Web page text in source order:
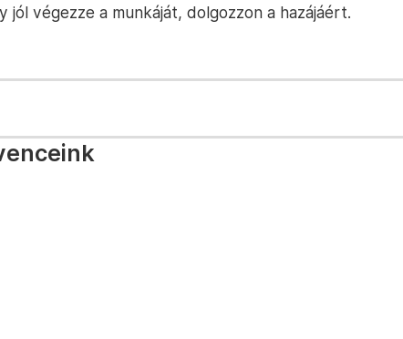
jól végezze a munkáját, dolgozzon a hazájáért.